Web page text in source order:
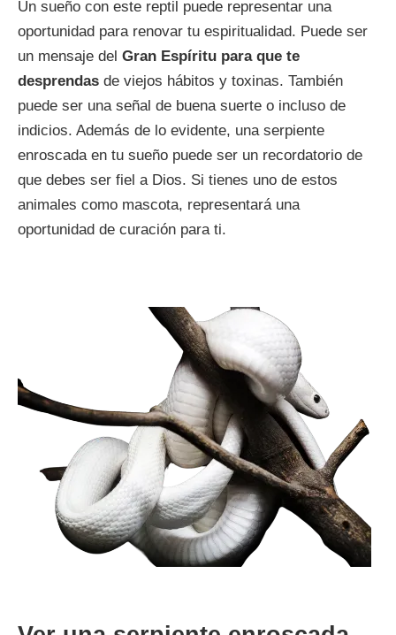
Un sueño con este reptil puede representar una
oportunidad para renovar tu espiritualidad. Puede ser
un mensaje del Gran Espíritu para que te
desprendas de viejos hábitos y toxinas. También
puede ser una señal de buena suerte o incluso de
indicios. Además de lo evidente, una serpiente
enroscada en tu sueño puede ser un recordatorio de
que debes ser fiel a Dios. Si tienes uno de estos
animales como mascota, representará una
oportunidad de curación para ti.